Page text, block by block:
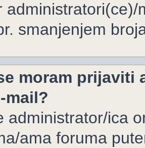
smanjenjem
moram prijaviti
mail?
administrator/ica
ama foruma